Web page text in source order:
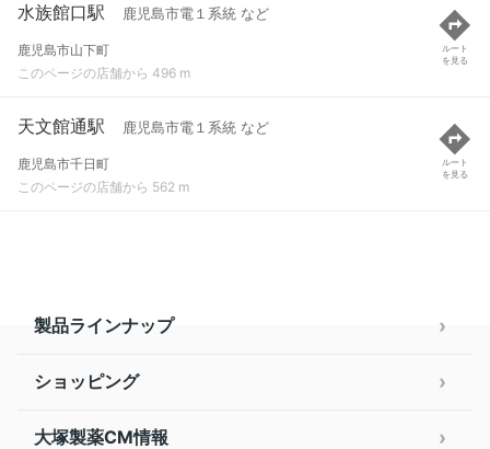
水族館口駅 鹿児島市電１系統 など
鹿児島市山下町
このページの店舗から 496 m
ルート
を見る
天文館通駅 鹿児島市電１系統 など
鹿児島市千日町
このページの店舗から 562 m
ルート
を見る
製品ラインナップ
ショッピング
大塚製薬CM情報